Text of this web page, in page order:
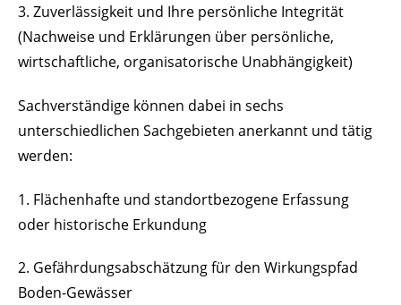
3. Zuverlässigkeit und Ihre persönliche Integrität
(Nachweise und Erklärungen über persönliche,
wirtschaftliche, organisatorische Unabhängigkeit)
Sachverständige können dabei in sechs
unterschiedlichen Sachgebieten anerkannt und tätig
werden:
1. Flächenhafte und standortbezogene Erfassung
oder historische Erkundung
2. Gefährdungsabschätzung für den Wirkungspfad
Boden-Gewässer